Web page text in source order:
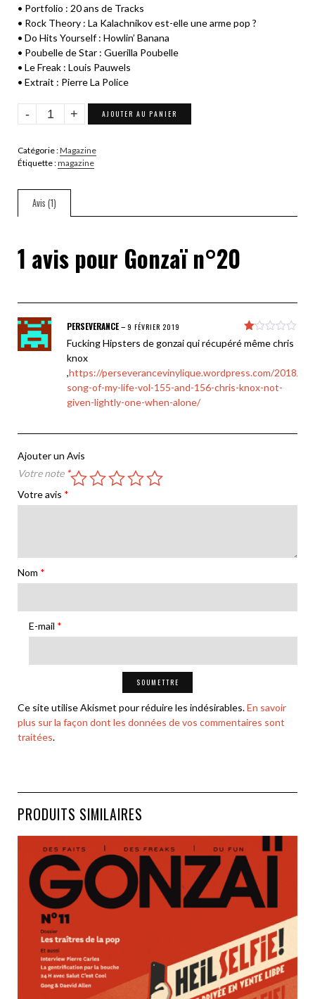
• Portfolio : 20 ans de Tracks
• Rock Theory : La Kalachnikov est-elle une arme pop ?
• Do Hits Yourself : Howlin’ Banana
• Poubelle de Star : Guerilla Poubelle
• Le Freak : Louis Pauwels
• Extrait : Pierre La Police
quantité
de
n°20
AJOUTER AU PANIER
Catégorie :Magazine
Étiquette :magazine
Avis (1)
1 avis pour Gonzaï n°20
Note
5
PERSEVERANCE– 9 FÉVRIER 2019
Fucking Hipsters de gonzai qui récupéré même chris
knox
,https://perseverancevinylique.wordpress.com/2018/
song-of-my-life-vol-155-and-156-chris-knox-not-
given-lightly-one-when-alone/
Ajouter un Avis
Votre note *
Votre avis *
Nom *
E-mail *
Ce site utilise Akismet pour réduire les indésirables.En savoir
plus sur la façon dont les données de vos commentaires sont
traitées.
PRODUITS SIMILAIRES